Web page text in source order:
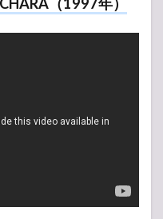
（1997年）